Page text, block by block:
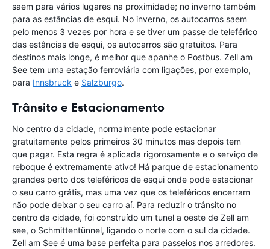
saem para vários lugares na proximidade; no inverno também
para as estâncias de esqui. No inverno, os autocarros saem
pelo menos 3 vezes por hora e se tiver um passe de teleférico
das estâncias de esqui, os autocarros são gratuitos. Para
destinos mais longe, é melhor que apanhe o Postbus. Zell am
See tem uma estação ferroviária com ligações, por exemplo,
para Innsbruck e Salzburgo.
Trânsito e Estacionamento
No centro da cidade, normalmente pode estacionar
gratuitamente pelos primeiros 30 minutos mas depois tem
que pagar. Esta regra é aplicada rigorosamente e o serviço de
reboque é extremamente ativo! Há parque de estacionamento
grandes perto dos teleféricos de esqui onde pode estacionar
o seu carro grátis, mas uma vez que os teleféricos encerram
não pode deixar o seu carro aí. Para reduzir o trânsito no
centro da cidade, foi construído um tunel a oeste de Zell am
see, o Schmittentünnel, ligando o norte com o sul da cidade.
Zell am See é uma base perfeita para passeios nos arredores.